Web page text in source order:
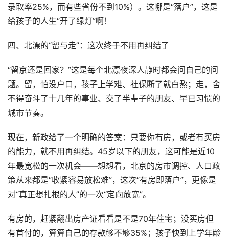
录取率25%，而有些省份不到10%）。这哪是“落户”，这是
给孩子的人生“开了绿灯”啊！
四、北漂的“留与走”：这次终于不用再纠结了
“留京还是回家？”这是每个北漂夜深人静时都会问自己的问
题。留，怕没户口，孩子上学难、社保断了就白熬；走，舍
不得奋斗了十几年的事业、交了半辈子的朋友、早已习惯的
城市节奏。
现在，新政给了一个明确的答案：只要你有房，或者有买房
的能力，就不用再纠结。45岁以下的朋友，这可能是近10
年最宽松的一次机会——想想看，北京的房市调控、人口政
策从来都是“收紧容易放松难”，这次“有房即落户”，更像是
对“真正想扎根的人”的一次“定向放宽”。
有房的，赶紧翻出房产证看看是不是70年住宅；没买房但
有首付的，算算自己的存款够不够35%；孩子快到上学年龄